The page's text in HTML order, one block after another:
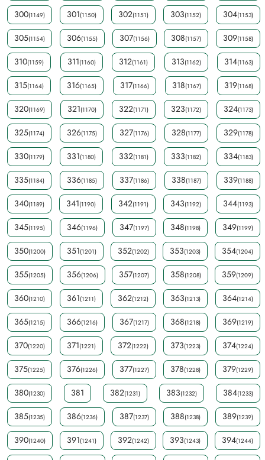
300(1149) 301(1150) 302(1151) 303(1152) 304(1153)
305(1154) 306(1155) 307(1156) 308(1157) 309(1158)
310(1159) 311(1160) 312(1161) 313(1162) 314(1163)
315(1164) 316(1165) 317(1166) 318(1167) 319(1168)
320(1169) 321(1170) 322(1171) 323(1172) 324(1173)
325(1174) 326(1175) 327(1176) 328(1177) 329(1178)
330(1179) 331(1180) 332(1181) 333(1182) 334(1183)
335(1184) 336(1185) 337(1186) 338(1187) 339(1188)
340(1189) 341(1190) 342(1191) 343(1192) 344(1193)
345(1195) 346(1196) 347(1197) 348(1198) 349(1199)
350(1200) 351(1201) 352(1202) 353(1203) 354(1204)
355(1205) 356(1206) 357(1207) 358(1208) 359(1209)
360(1210) 361(1211) 362(1212) 363(1213) 364(1214)
365(1215) 366(1216) 367(1217) 368(1218) 369(1219)
370(1220) 371(1221) 372(1222) 373(1223) 374(1224)
375(1225) 376(1226) 377(1227) 378(1228) 379(1229)
380(1230) 381 382(1231) 383(1232) 384(1233)
385(1235) 386(1236) 387(1237) 388(1238) 389(1239)
390(1240) 391(1241) 392(1242) 393(1243) 394(1244)